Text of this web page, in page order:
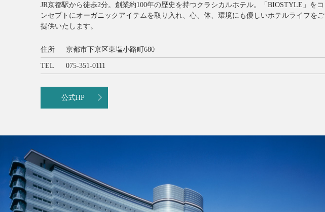
JR京都駅から徒歩2分。創業約100年の歴史を持つクラシカルホテル。「BIOSTYLE」をコ
ンセプトにオーガニックアイテムを取り入れ、心、体、環境にも優しいホテルライフをご
提供いたします。
住所 京都市下京区東塩小路町680
TEL 075-351-0111
公式HP